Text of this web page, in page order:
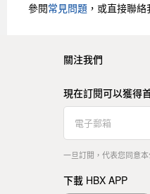
參閱常見問題 ，或直接聯
關注我們
現在訂閱可以獲得
一旦訂閱，代表您同意
下載 HBX APP